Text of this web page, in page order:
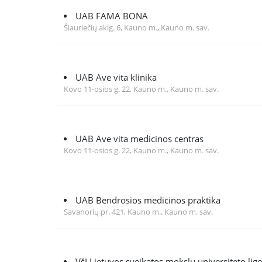
UAB FAMA BONA
Šiauriečių aklg. 6, Kauno m., Kauno m. sav.
UAB Ave vita klinika
Kovo 11-osios g. 22, Kauno m., Kauno m. sav.
UAB Ave vita medicinos centras
Kovo 11-osios g. 22, Kauno m., Kauno m. sav.
UAB Bendrosios medicinos praktika
Savanorių pr. 421, Kauno m., Kauno m. sav.